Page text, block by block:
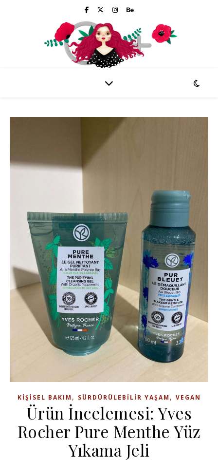
KIŞISEL BAKIM , SÜRDÜRÜLEBILIR YAŞAM , VEGAN
Ürün İncelemesi: Yves
Rocher Pure Menthe Yüz
Yıkama Jeli